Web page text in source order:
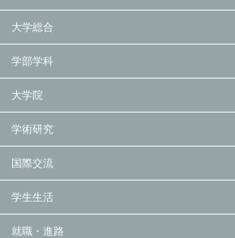
大学総合
学部学科
大学院
学術研究
国際交流
学生生活
就職・進路